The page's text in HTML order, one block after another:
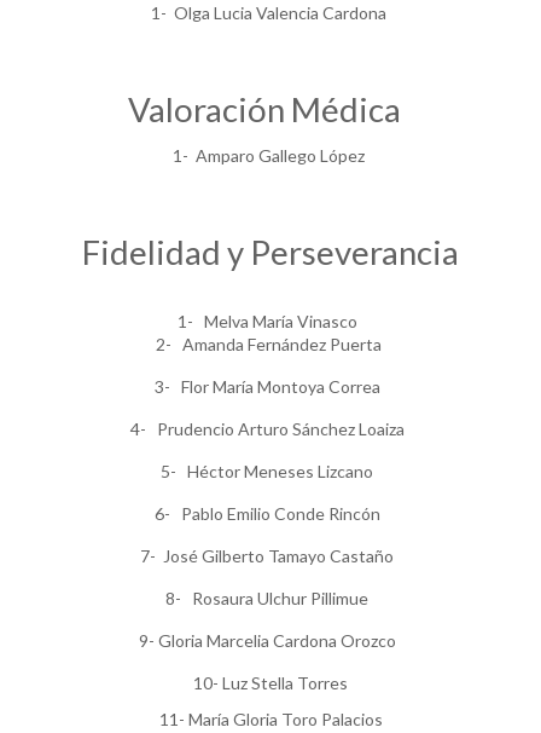
1- Olga Lucia Valencia Cardona
Valoración Médica
1- Amparo Gallego López
Fidelidad y Perseverancia
1- Melva María Vinasco
2- Amanda Fernández Puerta
3- Flor María Montoya Correa
4- Prudencio Arturo Sánchez Loaiza
5- Héctor Meneses Lizcano
6- Pablo Emilio Conde Rincón
7- José Gilberto Tamayo Castaño
8- Rosaura Ulchur Pillimue
9- Gloria Marcelia Cardona Orozco
10- Luz Stella Torres
11- María Gloria Toro Palacios